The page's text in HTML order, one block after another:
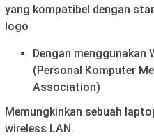
yang kompatibel dengan
logo
Dengan menggunakan
(Personal Komputer
Association)
Memungkinkan sebuah
wireless LAN.